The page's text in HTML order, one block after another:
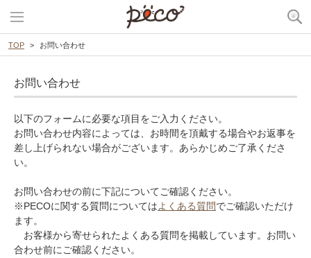
TOP お問い合わせ
お問い合わせ
以下のフォームに必要な項目をご入力ください。
お問い合わせ内容によっては、お時間を頂戴する場合やお返事を
差し上げられない場合がございます。あらかじめご了承くださ
い。
お問い合わせの前に下記についてご確認ください。
※PECOに関する質問についてはよくある質問でご確認いただけ
ます。
お客様から寄せられたよくある質問を掲載しています。お問い
合わせ前にご確認ください。